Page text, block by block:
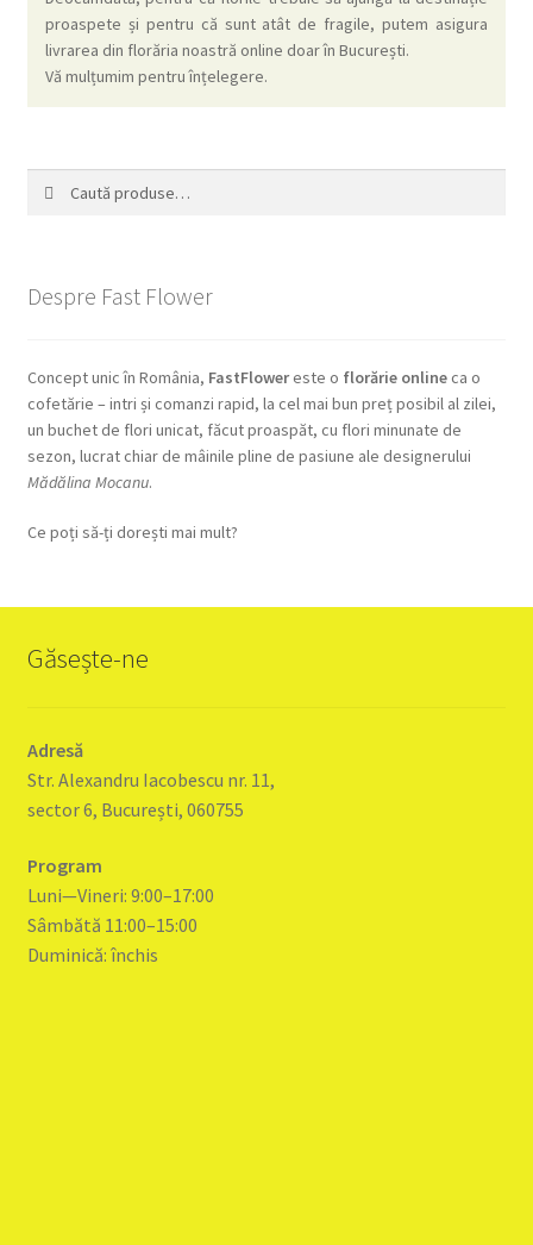
proaspete și pentru că sunt atât de fragile, putem asigura
livrarea din florăria noastră online doar în București.
Vă mulțumim pentru înțelegere.
Despre Fast Flower
Concept unic în România, FastFlowereste o florărie onlineca o
cofetărie – intri și comanzi rapid, la cel mai bun preț posibil al zilei,
un buchet de flori unicat, făcut proaspăt, cu flori minunate de
sezon, lucrat chiar de mâinile pline de pasiune ale designerului
Mădălina Mocanu.
Ce poți să-ți dorești mai mult?
Găsește-ne
Adresă
Str. Alexandru Iacobescu nr. 11,
sector 6, București, 060755
Program
Luni—Vineri: 9:00–17:00
Sâmbătă 11:00–15:00
Duminică: închis